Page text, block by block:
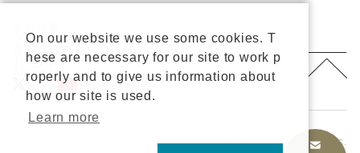
プライバシーポリシー
重要なお知らせ
お問い合わせ
About Us
公式X
公式Youtube
Copyright © 2026 STARDUST PROMOTION, INC.
On our website we use some cookies. T
hese are necessary for our site to work p
roperly and to give us information about
how our site is used.
Learn more